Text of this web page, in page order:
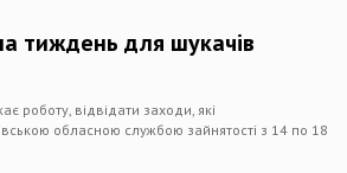
тиждень для шукачів
роботу, відвідати заходи, які
обласною службою зайнятості з 14 по 18